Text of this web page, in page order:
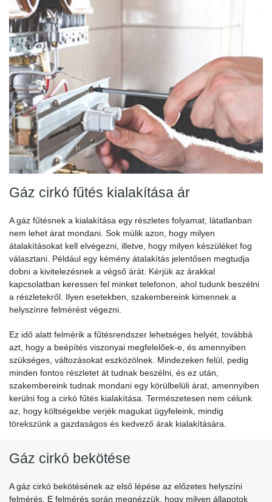
Gáz cirkó fűtés kialakítása ár
A gáz fűtésnek a kialakítása egy részletes folyamat, látatlanban
nem lehet árat mondani. Sok múlik azon, hogy milyen
átalakításokat kell elvégezni, illetve, hogy milyen készüléket fog
választani. Például egy kémény átalakítás jelentősen megtudja
dobni a kivitelezésnek a végső árát. Kérjük az árakkal
kapcsolatban keressen fel minket telefonon, ahol tudunk beszélni
a részletekről. Ilyen esetekben, szakembereink kimennek a
helyszínre felmérést végezni.
Ez idő alatt felmérik a fűtésrendszer lehetséges helyét, továbbá
azt, hogy a beépítés viszonyai megfelelőek-e, és amennyiben
szükséges, változásokat eszközölnek. Mindezeken felül, pedig
minden fontos részletet át tudnak beszélni, és ez után,
szakembereink tudnak mondani egy körülbelüli árat, amennyiben
kerülni fog a cirkó fűtés kialakítása. Természetesen nem célunk
az, hogy költségekbe verjék magukat ügyfeleink, mindig
törekszünk a gazdaságos és kedvező árak kialakítására.
Gáz cirkó bekötése
A gáz cirkó bekötésének az első lépése az előzetes helyszíni
felmérés. E felmérés során megnézzük, hogy milyen állapotok